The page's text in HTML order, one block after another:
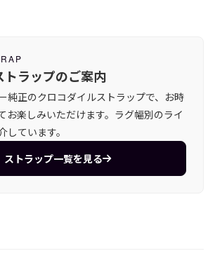
トラップのご案内
純正のクロコダイルストラップで、お時
お楽しみいただけます。ラグ幅別のライ
しています。
ストラップ一覧を見る